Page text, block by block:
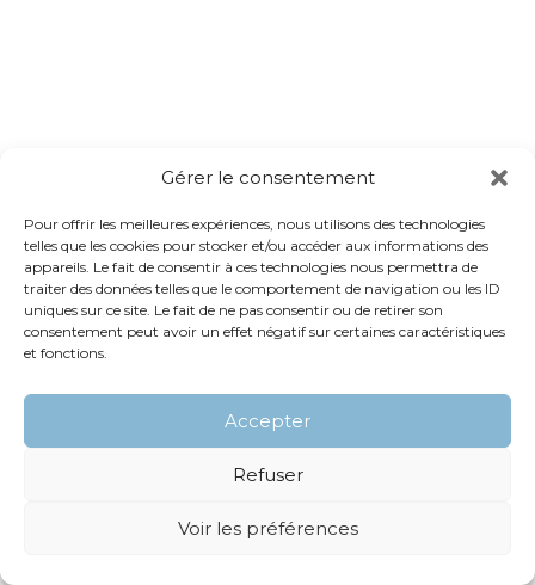
Gérer le consentement
Pour offrir les meilleures expériences, nous utilisons des technologies
telles que les cookies pour stocker et/ou accéder aux informations des
appareils. Le fait de consentir à ces technologies nous permettra de
traiter des données telles que le comportement de navigation ou les ID
uniques sur ce site. Le fait de ne pas consentir ou de retirer son
consentement peut avoir un effet négatif sur certaines caractéristiques
et fonctions.
Accepter
Refuser
Voir les préférences